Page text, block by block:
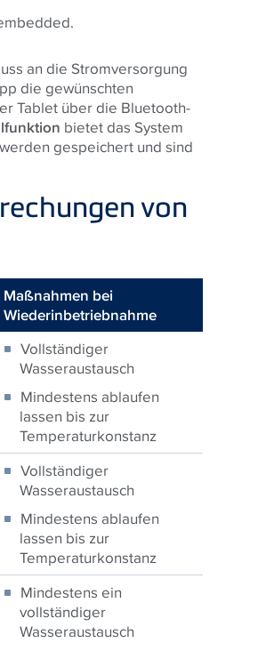
an die Stromversorgung
die gewünschten
Tablet über die Bluetooth-
bietet das System
gespeichert und sind
von
Maßnahmen bei
Wiederinbetriebnahme
Vollständiger
Wasseraustausch
Mindestens ablaufen
lassen bis zur
Temperaturkonstanz
Vollständiger
Wasseraustausch
Mindestens ablaufen
lassen bis zur
Temperaturkonstanz
Mindestens ein
vollständiger
Wasseraustausch